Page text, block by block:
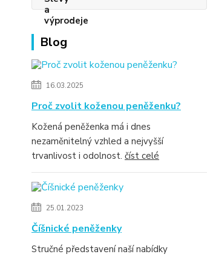
Blog
16.03.2025
Proč zvolit koženou peněženku?
Kožená peněženka má i dnes
nezaměnitelný vzhled a nejvyšší
trvanlivost i odolnost. číst celé
25.01.2023
Číšnické peněženky
Stručné představení naší nabídky